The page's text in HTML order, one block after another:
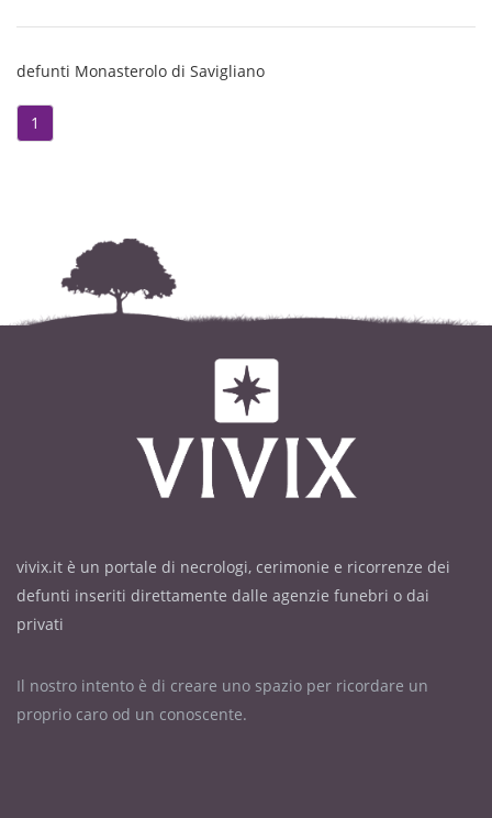
La S. Messa di Trigesima sarà
Saluzzo
defunti Monasterolo di Savigliano
1
vivix.it è un portale di necrologi, cerimonie e ricorrenze dei
defunti inseriti direttamente dalle agenzie funebri o dai
privati
Il nostro intento è di creare uno spazio per ricordare un
proprio caro od un conoscente.